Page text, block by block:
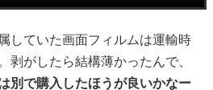
していた画面フィルムは運輸時
剥がしたら結構薄かったんで、
別で購入したほうが良いかなー